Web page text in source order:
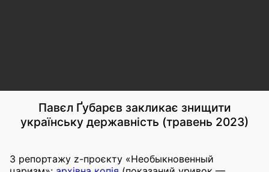
Павєл Ґубарєв закликає знищити
українську державність (травень 2023)
З репортажу z-проєкту «Необыкновенный